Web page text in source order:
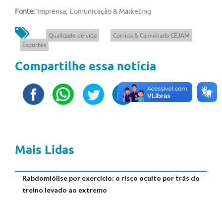
Fonte: Imprensa, Comunicação & Marketing
Qualidade de vida
Corrida & Caminhada CEJAM
Esportes
Compartilhe essa notícia
Mais Lidas
Rabdomiólise por exercício: o risco oculto por trás do
treino levado ao extremo